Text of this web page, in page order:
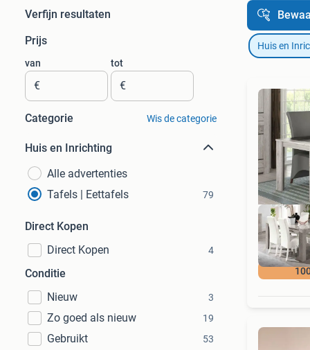
Verfijn resultaten
Prijs
van
€
tot
€
Categorie Wis de categorie
Huis en Inrichting
Alle advertenties
Tafels | Eettafels
79
Direct Kopen
Direct Kopen
4
Conditie
Nieuw
3
Zo goed als nieuw 19
Gebruikt 53
Huis en